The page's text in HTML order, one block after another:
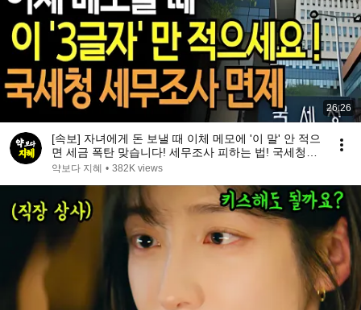
26:26
[속보] 자녀에게 돈 보낼 때 이체 메모에 '이 말' 안 적으
면 세금 폭탄 맞습니다! 세무조사 피하는 법! 국세청도
인정하는 작성법 공개 | 인생지혜 | 행복노후 | 오디오
약보다 지혜 • 382K views